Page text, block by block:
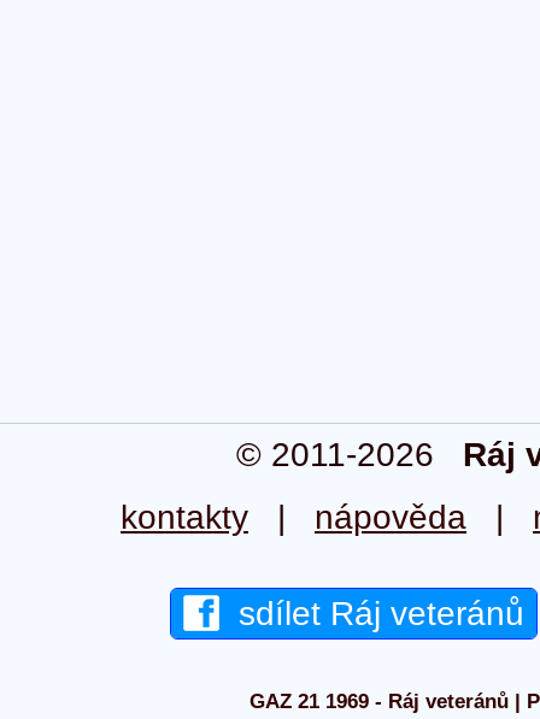
© 2011-2026 Ráj
kontakty | nápověda |
sdílet Ráj veteránů
GAZ 21 1969 - Ráj veteránů |